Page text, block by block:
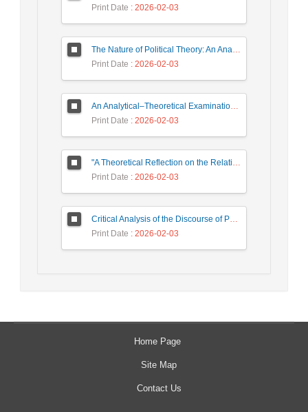
Print Date : 2026-02-03
The Nature of Political Theory: An Analytical Approach
Print Date : 2026-02-03
An Analytical–Theoretical Examination of Multiculturalism from the Perspective of the Political
Print Date : 2026-02-03
"A Theoretical Reflection on the Relationship Between Power Structure and the Stability/Instability of Political Parties
Print Date : 2026-02-03
Critical Analysis of the Discourse of Political Pan-Islamism in Maulana Muhammad Barakatullah Bhopali’s (Indian) Thought in the 1924 Book 'The Khilafet'
Print Date : 2026-02-03
Home Page
Site Map
Contact Us